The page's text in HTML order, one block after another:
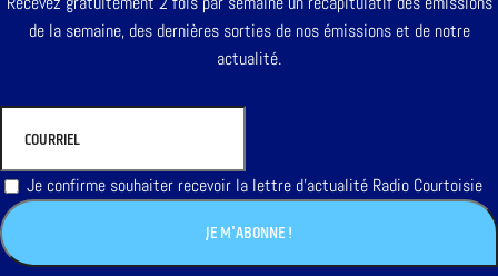
de la semaine, des dernières sorties de nos émissions et de notre
actualité.
Je confirme souhaiter recevoir la lettre d'actualité Radio Courtoisie